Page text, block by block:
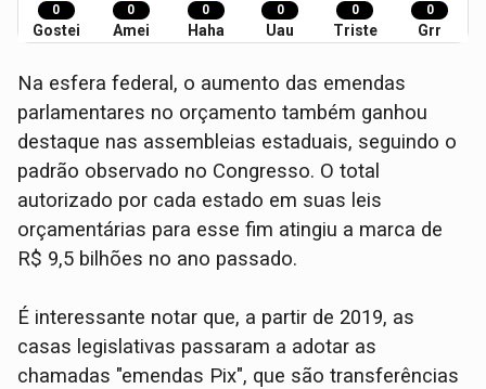
0
Gostei
0
Amei
0
Haha
0
Uau
0
Triste
0
Grr
Na esfera federal, o aumento das emendas
parlamentares no orçamento também ganhou
destaque nas assembleias estaduais, seguindo o
padrão observado no Congresso. O total
autorizado por cada estado em suas leis
orçamentárias para esse fim atingiu a marca de
R$ 9,5 bilhões no ano passado.
É interessante notar que, a partir de 2019, as
casas legislativas passaram a adotar as
chamadas "emendas Pix", que são transferências